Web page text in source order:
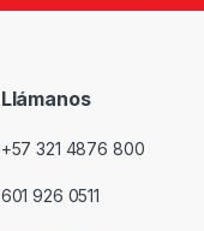
Llámanos
+57 321 4876 800
601 926 0511